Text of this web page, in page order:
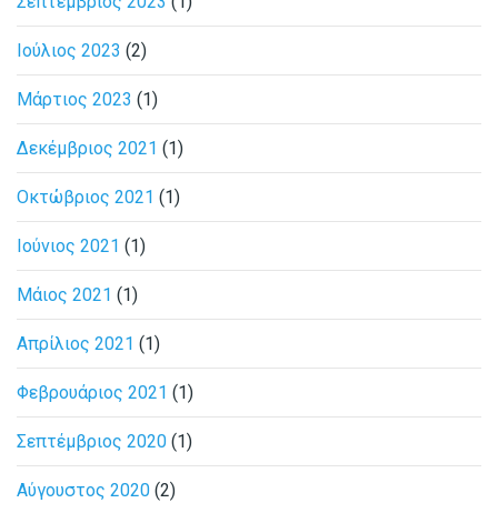
Ιούλιος 2023 (2)
Μάρτιος 2023 (1)
Δεκέμβριος 2021 (1)
Οκτώβριος 2021 (1)
Ιούνιος 2021 (1)
Μάιος 2021 (1)
Απρίλιος 2021 (1)
Φεβρουάριος 2021 (1)
Σεπτέμβριος 2020 (1)
Αύγουστος 2020 (2)